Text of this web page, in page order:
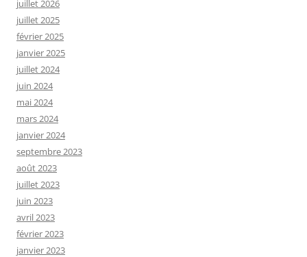
juillet 2026
juillet 2025
février 2025
janvier 2025
juillet 2024
juin 2024
mai 2024
mars 2024
janvier 2024
septembre 2023
août 2023
juillet 2023
juin 2023
avril 2023
février 2023
janvier 2023